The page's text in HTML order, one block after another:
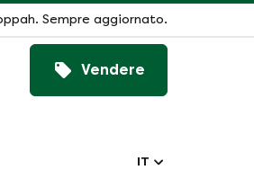
Sempre aggiornato.
Vendere
IT